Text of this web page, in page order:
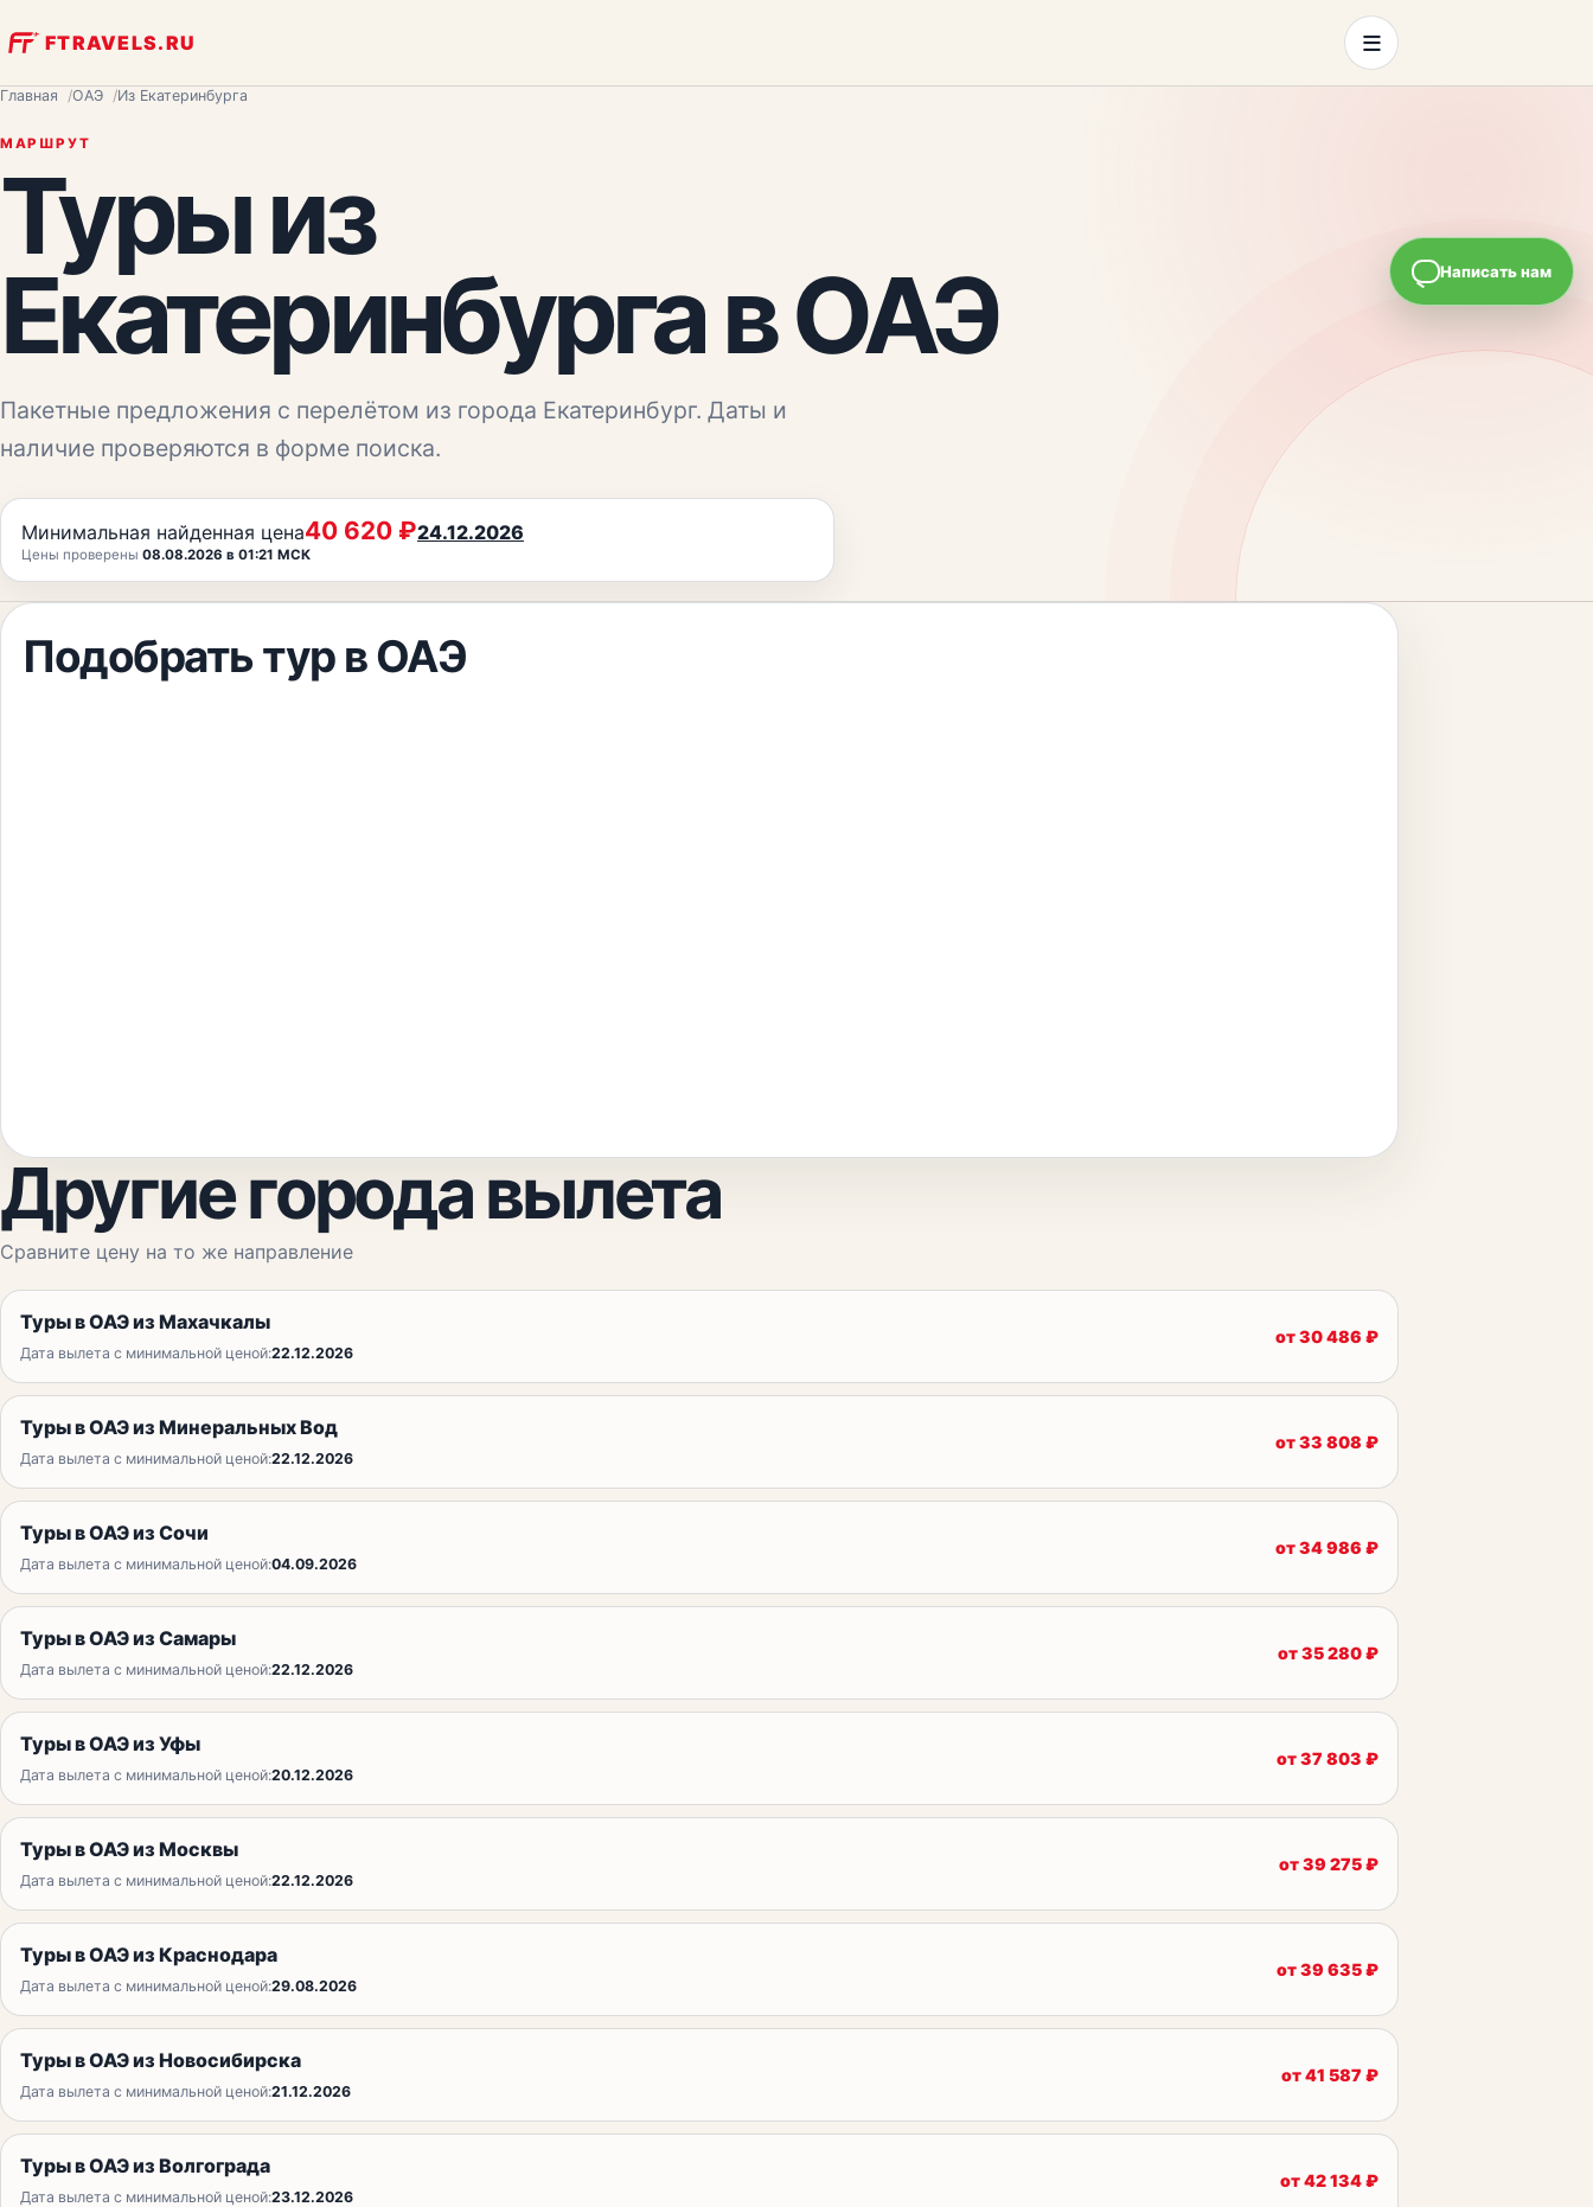
FTRAVELS.RU ≡
Главная ОАЭ Из Екатеринбурга
МАРШРУТ
Туры из
Екатеринбургав ОАЭ
Пакетные предложения с перелётом из города Екатеринбург. Даты и
наличие проверяются в форме поиска.
Минимальная найденная цена40 620 ₽24.12.2026
Цены проверены 08.08.2026 в 01:21 МСК
Подобрать тур в ОАЭ
Другие города вылета
Сравните цену на то же направление
Туры в ОАЭ из Махачкалы
Дата вылета с минимальной ценой:22.12.2026
от30 486 ₽
Туры в ОАЭ из Минеральных Вод
Дата вылета с минимальной ценой:22.12.2026
от33 808 ₽
Туры в ОАЭ из Сочи
Дата вылета с минимальной ценой:04.09.2026
от34 986 ₽
Туры в ОАЭ из Самары
Дата вылета с минимальной ценой:22.12.2026
от35 280₽
Туры в ОАЭ из Уфы
Дата вылета с минимальной ценой:20.12.2026
от37 803 ₽
Туры в ОАЭ из Москвы
Дата вылета с минимальной ценой:22.12.2026
от39 275₽
Туры в ОАЭ из Краснодара
Дата вылета с минимальной ценой:29.08.2026
от39 635₽
Туры в ОАЭ из Новосибирска
Дата вылета с минимальной ценой:21.12.2026
от41 587 ₽
Туры в ОАЭ из Волгограда
Дата вылета с минимальной ценой:23.12.2026
от42 134₽
Написать нам